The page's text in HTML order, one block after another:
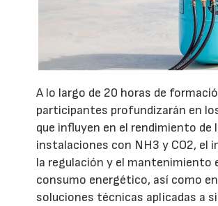
A lo largo de 20 horas de
participantes profundizarán en
que influyen en el rendimiento de
instalaciones con NH3 y CO2, el
la regulación y el mantenimiento
consumo energético, así como en
soluciones técnicas aplicadas a